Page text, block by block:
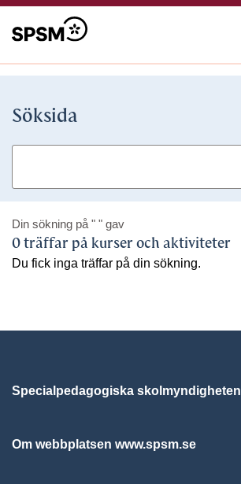
Söksida
Din sökning på " " gav
0 träffar på kurser och aktiviteter
Du fick inga träffar på din sökning.
Specialpedagogiska skolmyndigheten
Om webbplatsen www.spsm.se